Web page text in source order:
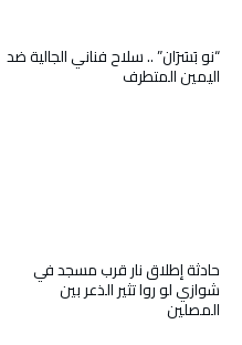
“نو بَسَرَان” .. سلاح فناني الجالية ضد
اليمين المتطرف
حادثة إطلاق نار قرب مسجد في
شوازي لو روا تثير الذعر بين
المصلين